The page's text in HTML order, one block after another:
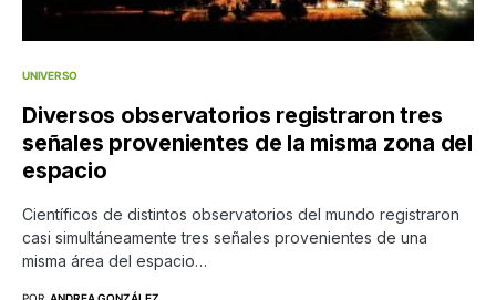
UNIVERSO
Diversos observatorios registraron tres
señales provenientes de la misma zona del
espacio
Científicos de distintos observatorios del mundo registraron
casi simultáneamente tres señales provenientes de una
misma área del espacio…